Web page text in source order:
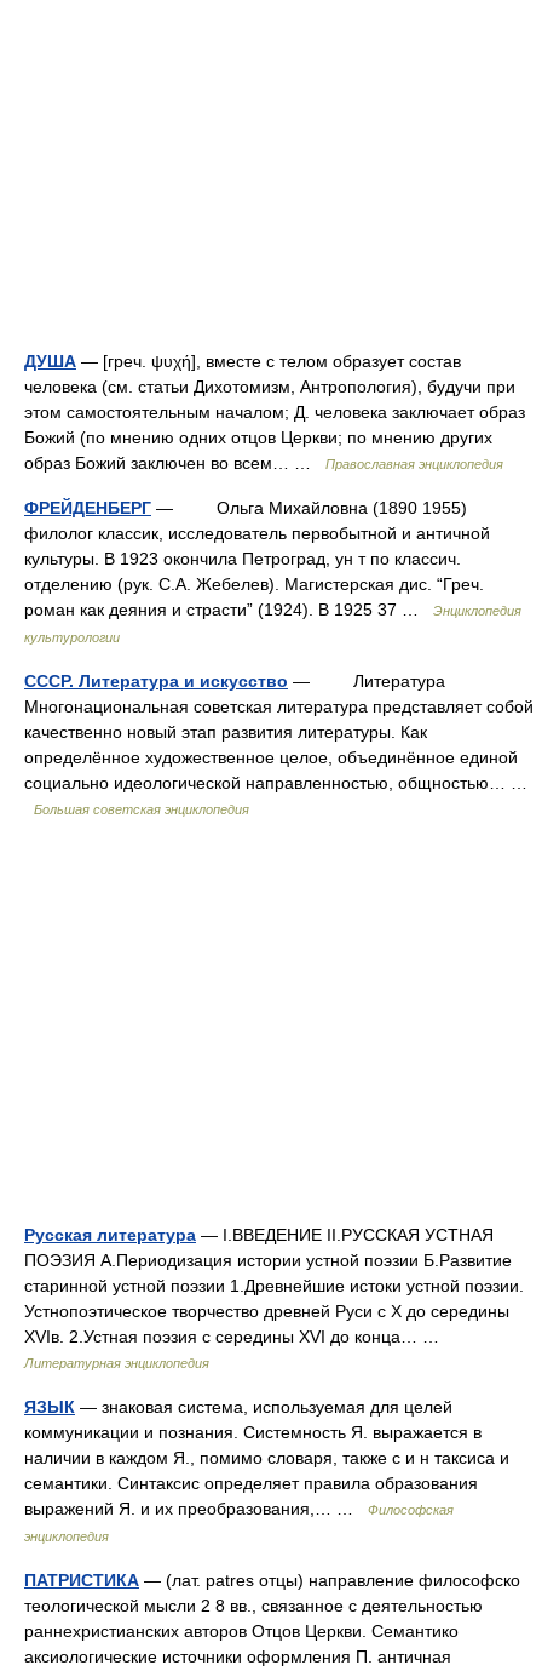
ДУША — [греч. ψυχή], вместе с телом образует состав
человека (см. статьи Дихотомизм, Антропология), будучи при
этом самостоятельным началом; Д. человека заключает образ
Божий (по мнению одних отцов Церкви; по мнению других
образ Божий заключен во всем… …
Православная энциклопедия
ФРЕЙДЕНБЕРГ — Ольга Михайловна (1890 1955)
филолог классик, исследователь первобытной и античной
культуры. В 1923 окончила Петроград, ун т по классич.
отделению (рук. С.А. Жебелев). Магистерская дис. “Греч.
роман как деяния и страсти” (1924). В 1925 37 …
Энциклопедия
культурологии
СССР. Литература и искусство — Литература
Многонациональная советская литература представляет собой
качественно новый этап развития литературы. Как
определённое художественное целое, объединённое единой
социально идеологической направленностью, общностью… …
Большая советская энциклопедия
Русская литература — I.ВВЕДЕНИЕ II.РУССКАЯ УСТНАЯ
ПОЭЗИЯ А.Периодизация истории устной поэзии Б.Развитие
старинной устной поэзии 1.Древнейшие истоки устной поэзии.
Устнопоэтическое творчество древней Руси с X до середины
XVIв. 2.Устная поэзия с середины XVI до конца… …
Литературная энциклопедия
ЯЗЫК — знаковая система, используемая для целей
коммуникации и познания. Системность Я. выражается в
наличии в каждом Я., помимо словаря, также с и н таксиса и
семантики. Синтаксис определяет правила образования
выражений Я. и их преобразования,… …
Философская
энциклопедия
ПАТРИСТИКА — (лат. patres отцы) направление философско
теологической мысли 2 8 вв., связанное с деятельностью
раннехристианских авторов Отцов Церкви. Семантико
аксиологические источники оформления П. античная